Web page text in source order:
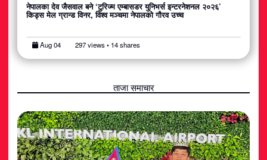
नेपालका देव जैसवाल बने ‘टुरिज्म एम्बासडर युनिभर्स इन्टरनेशनल २०२६’
किड्स मेल ग्रान्ड विनर, विश्व मञ्चमा नेपालको गौरव उच्च
Aug 04 297 views • 14 shares
ताजा समाचार